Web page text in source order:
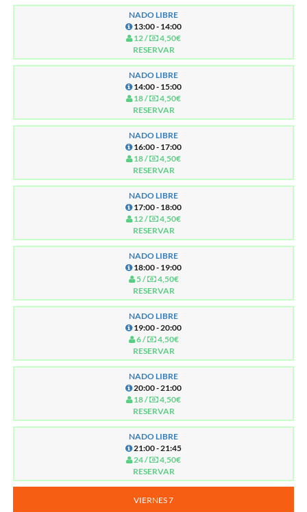
NADO LIBRE
13:00 - 14:00
12 /
4,50€
RESERVAR
NADO LIBRE
14:00 - 15:00
18 /
4,50€
RESERVAR
NADO LIBRE
16:00 - 17:00
18 /
4,50€
RESERVAR
NADO LIBRE
17:00 - 18:00
12 /
4,50€
RESERVAR
NADO LIBRE
18:00 - 19:00
5 /
4,50€
RESERVAR
NADO LIBRE
19:00 - 20:00
6 /
4,50€
RESERVAR
NADO LIBRE
20:00 - 21:00
18 /
4,50€
RESERVAR
NADO LIBRE
21:00 - 21:45
24 /
4,50€
RESERVAR
VIERNES 7